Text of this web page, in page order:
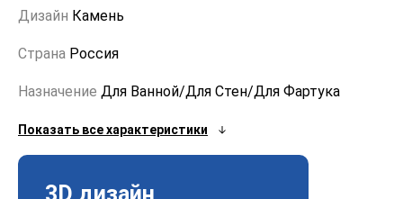
Дизайн Камень
Страна Россия
Назначение Для Ванной/Для Стен/Для Фартука
Показать все характеристики